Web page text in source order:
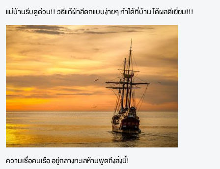
แม่บ้านรีบดูด่วน!! วิธีแก้ผ้าสีตกแบบง่ายๆ ทำได้ที่บ้าน ได้ผลดีเยี่ยม!!!
ความเชื่อคนเรือ อยู่กลางทะเลห้ามพูดถึงสิ่งนี้!